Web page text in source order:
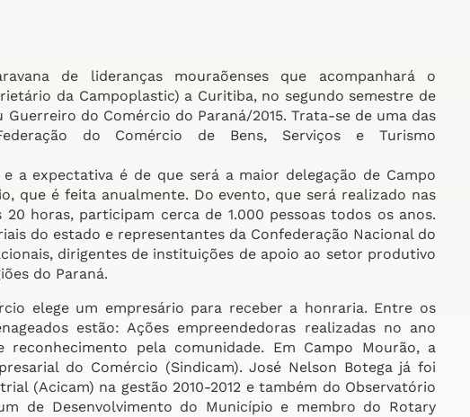
de lideranças mouraõenses que acompanhará o
da Campoplastic) a Curitiba, no segundo semestre de
do Comércio do Paraná/2015. Trata-se de uma das
do Comércio de Bens, Serviços e Turismo
a expectativa é de que será a maior delegação de Campo
que é feita anualmente. Do evento, que será realizado nas
horas, participam cerca de 1.000 pessoas todos os anos.
do estado e representantes da Confederação Nacional do
dirigentes de instituições de apoio ao setor produtivo
do Paraná.
elege um empresário para receber a honraria. Entre os
estão: Ações empreendedoras realizadas no ano
pela comunidade. Em Campo Mourão, a
do Comércio (Sindicam). José Nelson Botega já foi
(Acicam) na gestão 2010-2012 e também do Observatório
de Desenvolvimento do Município e membro do Rotary